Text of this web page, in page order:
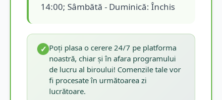
14:00; Sâmbătă - Duminică: Închis
✓ Poți plasa o cerere 24/7 pe platforma
noastră, chiar și în afara programului
de lucru al biroului! Comenzile tale vor
fi procesate în următoarea zi
lucrătoare.